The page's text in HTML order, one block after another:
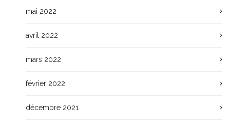
mai 2022
avril 2022
mars 2022
février 2022
décembre 2021